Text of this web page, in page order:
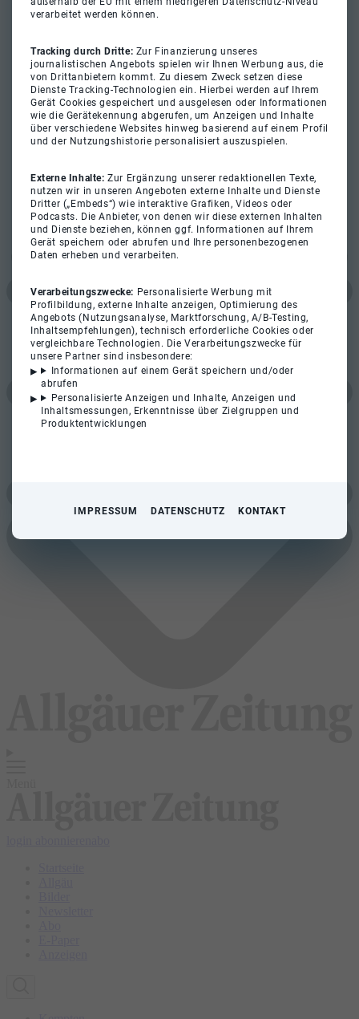
verarbeitet werden können.
Tracking durch Dritte: Zur Finanzierung unseres
journalistischen Angebots spielen wir Ihnen Werbung aus, die
von Drittanbietern kommt. Zu diesem Zweck setzen diese
Dienste Tracking-Technologien ein. Hierbei werden auf Ihrem
Gerät Cookies gespeichert und ausgelesen oder Informationen
wie die Gerätekennung abgerufen, um Anzeigen und Inhalte
über verschiedene Websites hinweg basierend auf einem Profil
und der Nutzungshistorie personalisiert auszuspielen.
Externe Inhalte:Zur Ergänzung unserer redaktionellen Texte,
nutzen wir in unseren Angeboten externe Inhalte und Dienste
Dritter („Embeds“) wie interaktive Grafiken, Videos oder
Podcasts. Die Anbieter, von denen wir diese externen Inhalten
und Dienste beziehen, können ggf. Informationen auf Ihrem
Gerät speichern oder abrufen und Ihre personenbezogenen
Daten erheben und verarbeiten.
Verarbeitungszwecke: Personalisierte Werbung mit
Profilbildung, externe Inhalte anzeigen, Optimierung des
Angebots (Nutzungsanalyse, Marktforschung, A/B-Testing,
Inhaltsempfehlungen), technisch erforderliche Cookies oder
vergleichbare Technologien. Die Verarbeitungszwecke für
unsere Partner sind insbesondere:
Informationen auf einem Gerät speichern und/oder
abrufen
Personalisierte Anzeigen und Inhalte, Anzeigen und
Inhaltsmessungen, Erkenntnisse über Zielgruppen und
Produktentwicklungen
IMPRESSUM DATENSCHUTZ KONTAKT